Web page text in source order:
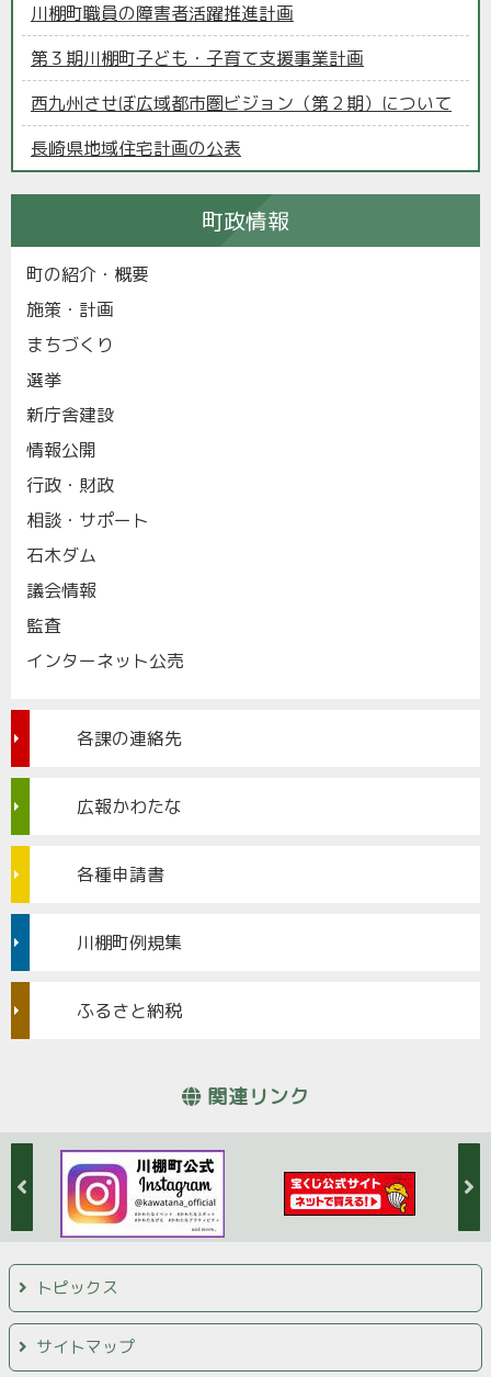
川棚町職員の障害者活躍推進計画
第３期川棚町子ども・子育て支援事業計画
西九州させぼ広域都市圏ビジョン（第２期）について
長崎県地域住宅計画の公表
町政情報
町の紹介・概要
施策・計画
まちづくり
選挙
新庁舎建設
情報公開
行政・財政
相談・サポート
石木ダム
議会情報
監査
インターネット公売
各課の連絡先
広報かわたな
各種申請書
川棚町例規集
ふるさと納税
関連リンク
トピックス
サイトマップ